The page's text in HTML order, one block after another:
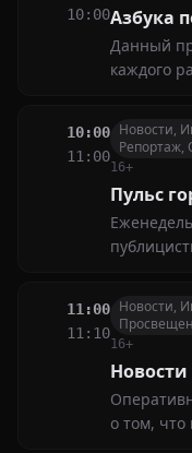
10:00Азбука
Данный
каждого
10:00
11:00
Новости,
Репортаж,
16+
Пульс
11:00
11:10
Новости,
16+
Новости
о том,